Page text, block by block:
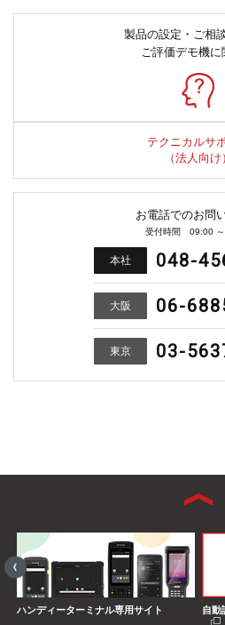
製品の設定・ご相
ご評価デモ機に
テクニカルサ
（法人向け
お電話でのお問
受付時間 09:00
本社 048-
大阪 06-
東京 03-
ハンディーターミナル専用サイト 自動